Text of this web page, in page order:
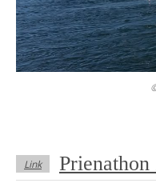
Link